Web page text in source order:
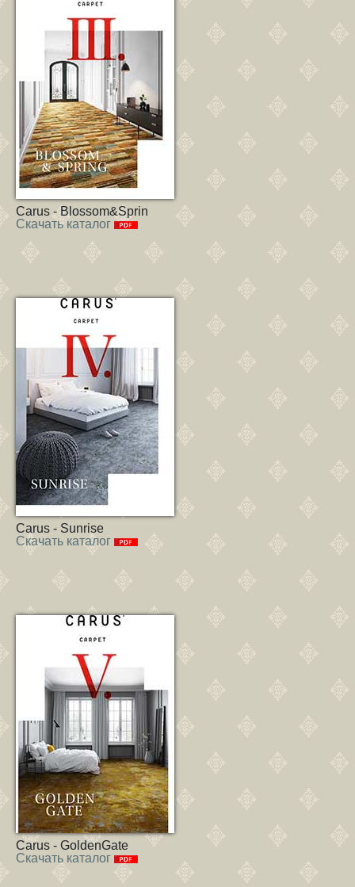
Carus - Blossom&Sprin
Скачать каталог
Carus - Sunrise
Скачать каталог
Carus - GoldenGate
Скачать каталог